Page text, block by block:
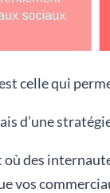
celle qui
d’une
des
vos